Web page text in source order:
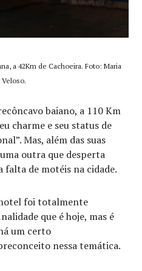
a 42Km de Cachoeira. Foto: Maria
Veloso.
baiano, a 110 Km
charme e seu status de
Mas, além das suas
outra que desperta
de motéis na cidade.
foi totalmente
que é hoje, mas é
um certo
nessa temática.